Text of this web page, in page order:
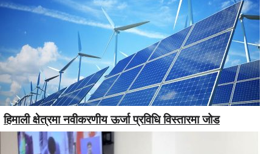
हिमाली क्षेत्रमा नवीकरणीय ऊर्जा प्रविधि विस्तारमा जोड